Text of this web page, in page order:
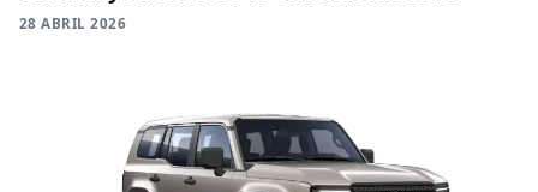
28 ABRIL 2026